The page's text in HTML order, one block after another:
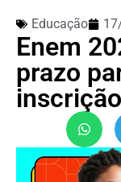
Educação
Enem
prazo